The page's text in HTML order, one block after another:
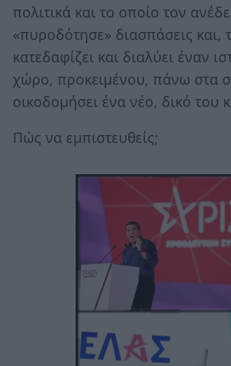
πολιτικά και το οποίο τον
«πυροδότησε» διασπάσεις και,
κατεδαφίζει και διαλύει έναν
χώρο, προκειμένου, πάνω στα
οικοδομήσει ένα νέο, δικό του
Πώς να εμπιστευθείς;